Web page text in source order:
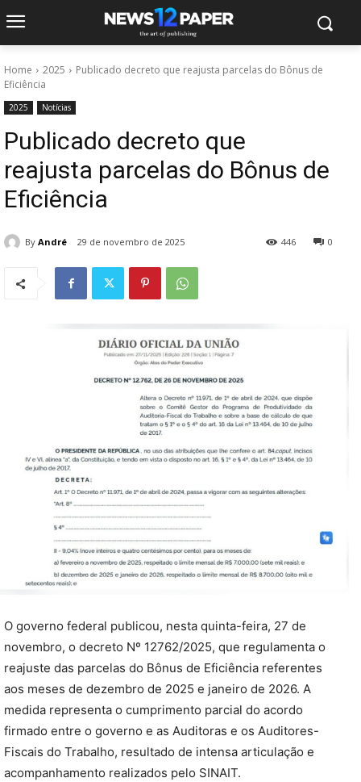
Home 2025
Publicado decreto que reajusta parcelas do Bônus de
Eficiência
2025 Notícias
Publicado decreto que
reajusta parcelas do Bônus de
Eficiência
By André 29 de novembro de 2025 0
446
O governo federal publicou, nesta quinta-feira, 27 de
novembro, o decreto Nº 12762/2025, que regulamenta o
reajuste das parcelas do Bônus de Eficiência referentes
aos meses de dezembro de 2025 e janeiro de 2026. A
medida representa o cumprimento parcial do acordo
firmado entre o governo e as Auditoras e os Auditores-
Fiscais do Trabalho, resultado de intensa articulação e
acompanhamento realizados pelo SINAIT.